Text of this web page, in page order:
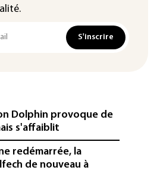
S'inscrire
Dolphin provoque de
s'affaiblit
redémarrée, la
de nouveau à